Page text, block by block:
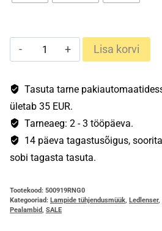
Ledlenser
NEO6R
Lisa korvi
Tasuta tarne
ületab 35 EUR.
Tarneaeg: 2 - 3 tööpäeva.
14 päeva tagastusõigus,
sobi tagasta tasuta.
Tootekood: 500919RNG0
Kategooriad: Lampide tühjendusmüük, Ledlenser,
Pealambid, SALE